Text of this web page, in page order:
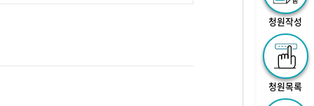
청원작성
청원목록